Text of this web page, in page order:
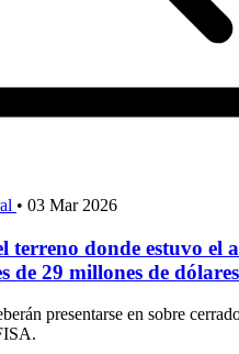
• 03 Mar 2026
terreno donde estuvo el
de 29 millones de dólares
presentarse en sobre